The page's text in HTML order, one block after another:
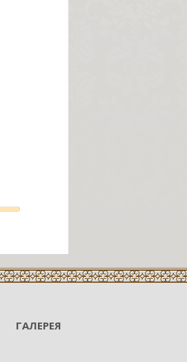
ГАЛЕРЕЯ